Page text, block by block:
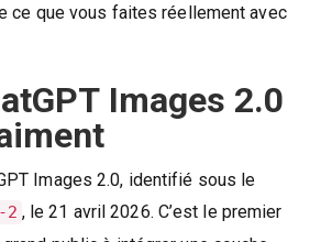
ce que vous faites réellement avec
Images 2.0
Images 2.0, identifié sous le
2 , le 21 avril 2026. C’est le premier